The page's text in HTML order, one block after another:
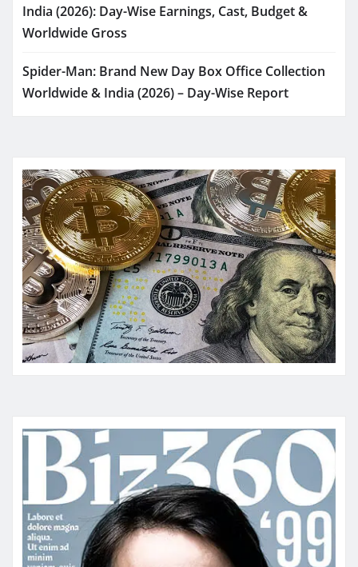
India (2026): Day-Wise Earnings, Cast, Budget &
Worldwide Gross
Spider-Man: Brand New Day Box Office Collection
Worldwide & India (2026) – Day-Wise Report